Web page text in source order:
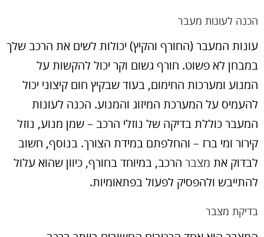
הכנה לעונות מעבר
עונות המעבר (החורף והקיץ) יכולות לשים את הרכב שלך
במבחן לא פשוט. חורף גשום וקר יכול להקשות על
המנוע ומערכות החימום, בעוד שבקיץ חום קיצוני יכול
להעמיס על המערכת המיזוג והמנוע. הכנה לעונות
המעבר כוללת בדיקה של נוזלי הרכב – שמן מנוע, נוזל
קירור ומי ברז – והחלפתם במידת הצורך. בנוסף, חשוב
לבדוק את מצבר הרכב, במיוחד בחורף, כיוון שהוא עלול
להתייבש ולהפסיק לפעול בפתאומיות.
בדיקת מצבר